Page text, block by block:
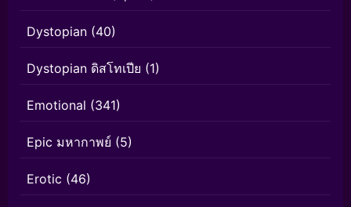
Dystopian (40)
Dystopian ดิสโทเปีย (1)
Emotional (341)
Epic มหากาพย์ (5)
Erotic (46)